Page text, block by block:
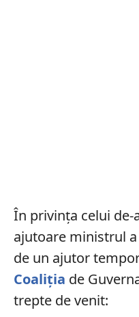
În privința celui de-
ajutoare ministrul
de un ajutor
Coaliția de
trepte de venit: